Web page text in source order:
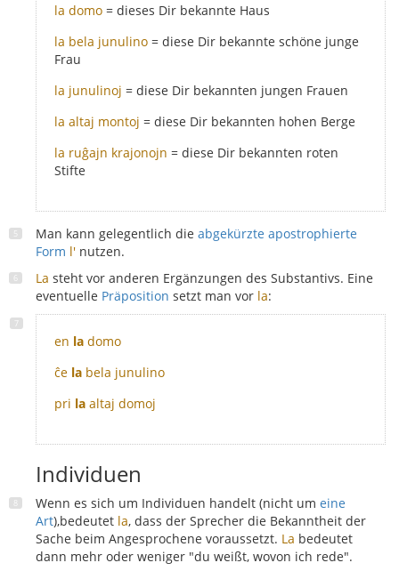
la domo = dieses Dir bekannte Haus
la bela junulino = diese Dir bekannte schöne junge
Frau
la junulinoj = diese Dir bekannten jungen Frauen
la altaj montoj = diese Dir bekannten hohen Berge
la ruĝajn krajonojn = diese Dir bekannten roten
Stifte
Man kann gelegentlich die abgekürzte apostrophierte
Form l' nutzen.
La steht vor anderen Ergänzungen des Substantivs. Eine
eventuelle Präposition setzt man vor la:
en la domo
ĉe la bela junulino
pri la altaj domoj
Individuen
Wenn es sich um Individuen handelt (nicht um eine
Art),bedeutet la, dass der Sprecher die Bekanntheit der
Sache beim Angesprochene voraussetzt. La bedeutet
dann mehr oder weniger "du weißt, wovon ich rede".